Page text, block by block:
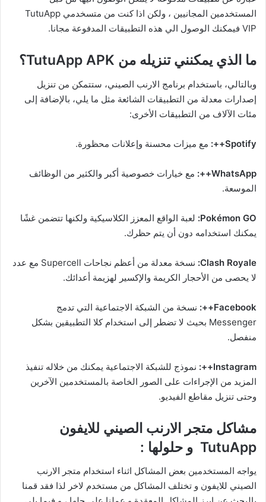
المستخدمين المجانيين ، ولكن اذا كنت من متسخدمي TutuApp
VIP فيمكنك الوصول الي هذه التطبيقات المدفوعة مجانا.
ما الذي يمكنني تنزيله من TutuApp APK؟
وبالتالي، باستخدام برنامج الارنب الصيني، ستتمكن من تنزيل
إصدارات معدلة من التطبيقات الشائعة مثل ما يلي، بالإضافة إلى
مئات الآلاف من التطبيقات الأخرى:
Spotify++: مع ميزات محسنة وإعلانات محظورة.
WhatsApp++:
مع خيارات خصوصية أكبر والكثير من الوظائف
الموسعة.
Pokémon GO: لعبة الواقع المعزز الكلاسيكية ولكنها تتضمن غشًا
يمكنك استخدامه دون أن يتم حظرك.
Clash Royale:
نسخة معدلة من أعظم نجاحات Supercell مع عدد
لا يحصى من الأحجار الكريمة والإكسير لهزيمة أعدائك.
Facebook++:
نسخة من الشبكة الاجتماعية التي تدمج
Messenger بحيث لا تضطر إلى استخدام كلا التطبيقين بشكل
منفصل.
Instagram++:
نموذج للشبكة الاجتماعية يمكنك من خلاله تنفيذ
المزيد من الإجراءات على الصور الخاصة بالمستخدمين الآخرين
وحتى تنزيل مقاطع الفيديو.
مشاكل متجر الارنب الصيني للايفون
TutuApp و حلولها :
يواجه المستخدمين بعض المشاكل اثناء استخدام متجر الارنب
الصيني للايفون و تختلف المشاكل من مستخدم لاخر لذا فقد قمنا